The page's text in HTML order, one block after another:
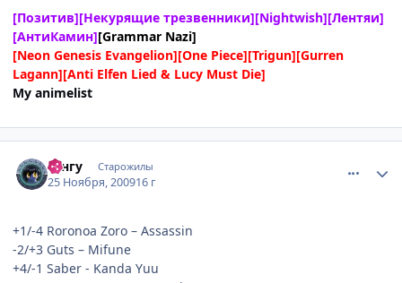
[Позитив][Некурящие трезвенники][Nightwish][Лентяи]
[АнтиКамин][Grammar Nazi]
[Neon Genesis Evangelion][One Piece][Trigun][Gurren
Lagann][Anti Elfen Lied & Lucy Must Die]
My animelist
Тэнгу Старожилы
25 Ноября, 200916 г
+1/-4 Roronoa Zoro – Assassin
-2/+3 Guts – Mifune
+4/-1 Saber - Kanda Yuu